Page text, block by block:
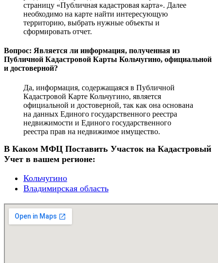
страницу «Публичная кадастровая карта». Далее
необходимо на карте найти интересующую
территорию, выбрать нужные объекты и
сформировать отчет.
Вопрос: Является ли информация, полученная из
Публичной Кадастровой Карты Кольчугино, официальной
и достоверной?
Да, информация, содержащаяся в Публичной
Кадастровой Карте Кольчугино, является
официальной и достоверной, так как она основана
на данных Единого государственного реестра
недвижимости и Единого государственного
реестра прав на недвижимое имущество.
В Каком МФЦ Поставить Участок на Кадастровый
Учет в вашем регионе:
Кольчугино
Владимирская область